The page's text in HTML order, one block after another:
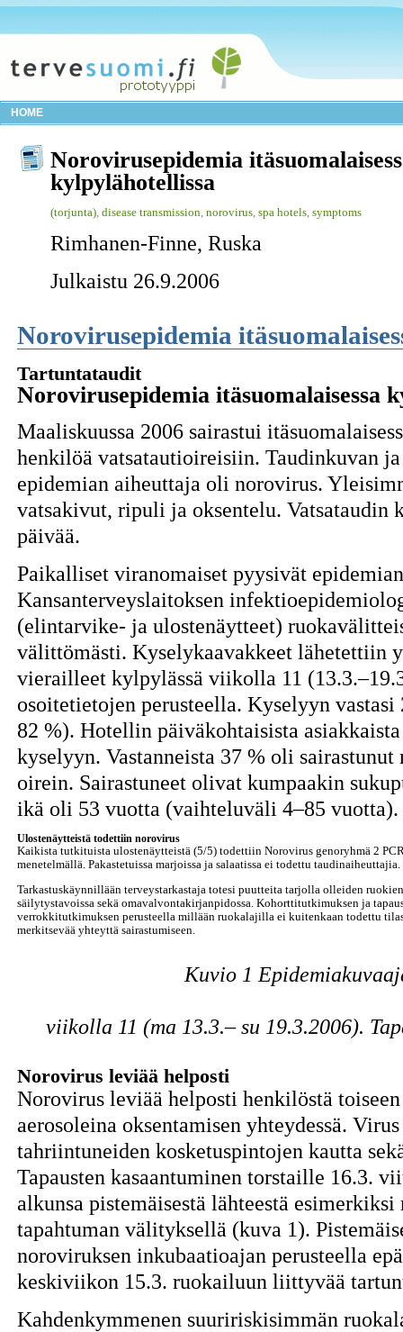
HOME
Norovirusepidemia
kylpylähotellissa
(torjunta) disease transmission norovirus spa hotels symptoms
Rimhanen-Finne, Ruska
Julkaistu 26.9.2006
Norovirusepidemia
Tartuntataudit
Norovirusepidemia itäsuomalaisessa
Maaliskuussa 2006 sairastui
henkilöä vatsatautioireisiin. Taudinkuvan
epidemian aiheuttaja oli norovirus.
vatsakivut, ripuli ja oksentelu. Vatsataudin
päivää.
Paikalliset viranomaiset pyysivät
Kansanterveyslaitoksen
(elintarvike- ja ulostenäytteet)
välittömästi. Kyselykaavakkeet lähetettiin
vierailleet kylpylässä viikolla 11
osoitetietojen perusteella. Kyselyyn vastasi
82 %). Hotellin päiväkohtaisista
kyselyyn. Vastanneista 37 % oli
oirein. Sairastuneet olivat kumpaakin
ikä oli 53 vuotta (vaihteluväli 4–85 vuotta).
Ulostenäytteistä todettiin norovirus
Kaikista tutkituista ulostenäytteistä (5/5) todettiin Norovirus genoryhmä 2
menetelmällä. Pakastetuissa marjoissa ja salaatissa ei todettu taudinaiheuttajia.
Tarkastuskäynnillään terveystarkastaja totesi puutteita tarjolla olleiden ruokien
säilytystavoissa sekä omavalvontakirjanpidossa. Kohorttitutkimuksen ja
verrokkitutkimuksen perusteella millään ruokalajilla ei kuitenkaan todettu
merkitsevää yhteyttä sairastumiseen.
Kuvio 1
viikolla 11 (ma 13.3.– su 19.3.2006).
Norovirus leviää helposti
Norovirus leviää helposti henkilöstä
aerosoleina oksentamisen yhteydessä.
tahriintuneiden kosketuspintojen kautta
Tapausten kasaantuminen torstaille 16.3.
alkunsa pistemäisestä lähteestä
tapahtuman välityksellä (kuva 1).
noroviruksen inkubaatioajan perusteella
keskiviikon 15.3. ruokailuun liittyvää
Kahdenkymmenen suuririskisimmän